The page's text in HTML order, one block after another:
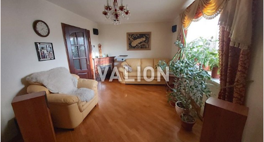
супермаркет, Голосіївський парк. Навпроти будинку стоянка для
автомобілів з охороною Можливість поділу на дві однокімнатні
квартири. Зручна транспортна розв'язка – до метро Деміївська
10 хвилин міським транспортом. Ціна 100000 у.о. Без комісії для
покупця. 063 886 73 50 Іван Valion.ua/1127447